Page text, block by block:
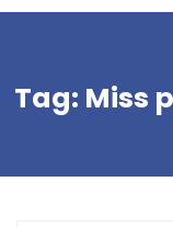
Tag: Miss